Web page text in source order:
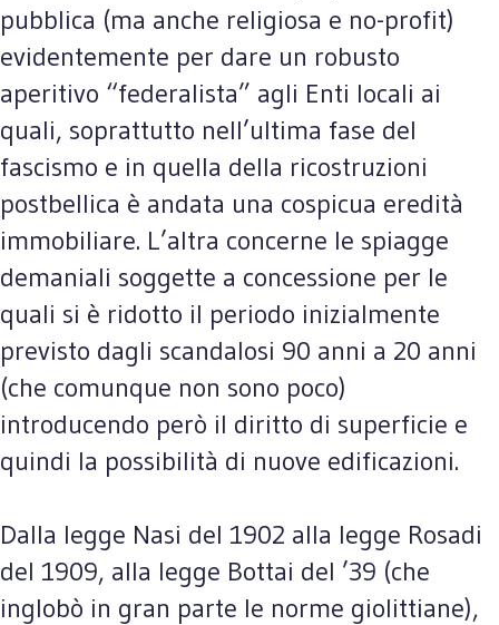
pubblica (ma anche religiosa e no-profit)
evidentemente per dare un robusto
aperitivo “federalista” agli Enti locali ai
quali, soprattutto nell’ultima fase del
fascismo e in quella della ricostruzioni
postbellica è andata una cospicua eredità
immobiliare. L’altra concerne le spiagge
demaniali soggette a concessione per le
quali si è ridotto il periodo inizialmente
previsto dagli scandalosi 90 anni a 20 anni
(che comunque non sono poco)
introducendo però il diritto di superficie e
quindi la possibilità di nuove edificazioni.
Dalla legge Nasi del 1902 alla legge Rosadi
del 1909, alla legge Bottai del ’39 (che
inglobò in gran parte le norme giolittiane),